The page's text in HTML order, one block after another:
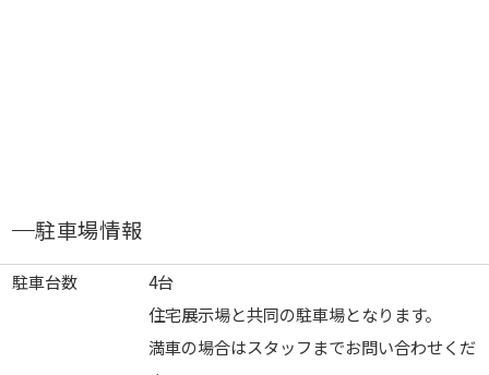
駐車場情報
駐車台数
4台
住宅展示場と共同の駐車場となります。
満車の場合はスタッフまでお問い合わせくだ